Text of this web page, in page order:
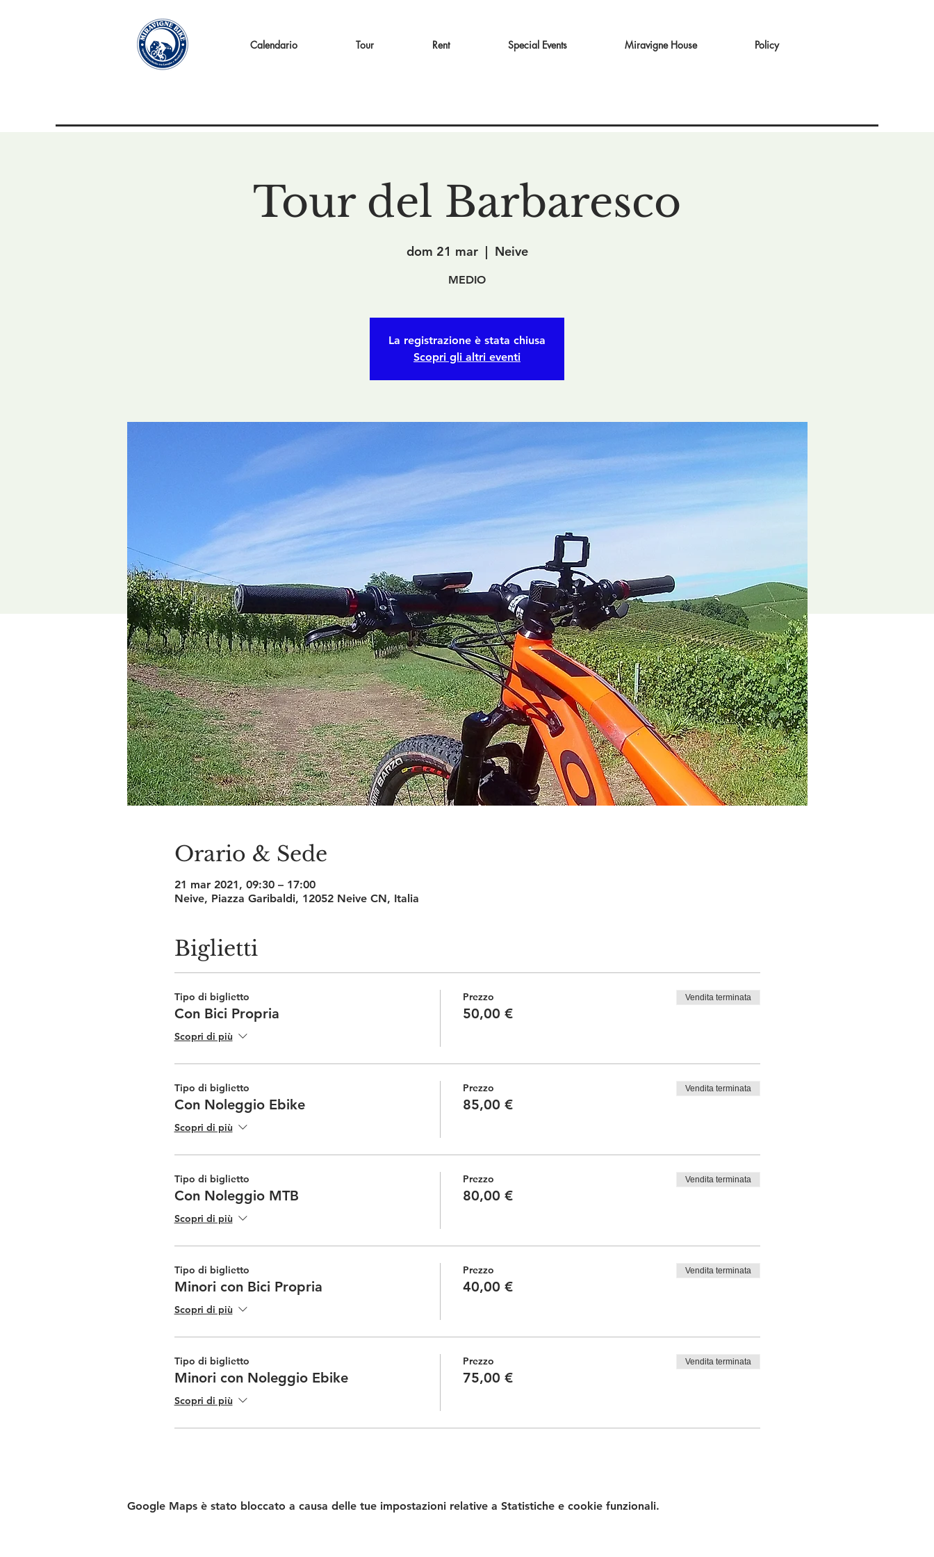
Calendario Tour Rent Special Events Miravigne House Policy
Tour del Barbaresco
dom 21 mar
  |
Neive
MEDIO
La registrazione è stata chiusa
Scopri gli altri eventi
Orario & Sede
21 mar 2021, 09:30 – 17:00
Neive, Piazza Garibaldi, 12052 Neive CN, Italia
Biglietti
Tipo di biglietto
Con Bici Propria
Scopri di più
Prezzo
50,00 €
Vendita terminata
Tipo di biglietto
Con Noleggio Ebike
Scopri di più
Prezzo
85,00 €
Vendita terminata
Tipo di biglietto
Con Noleggio MTB
Scopri di più
Prezzo
80,00 €
Vendita terminata
Tipo di biglietto
Minori con Bici Propria
Scopri di più
Prezzo
40,00 €
Vendita terminata
Tipo di biglietto
Minori con Noleggio Ebike
Scopri di più
Prezzo
75,00 €
Vendita terminata
Google Maps è stato bloccato a causa delle tue impostazioni relative a Statistiche e cookie funzionali.